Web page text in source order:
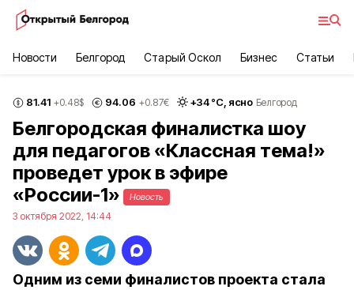
Новости Белгород Старый Оскол Бизнес Статьи
81.41 +0.48$ 94.06 +0.87€ +34°С, ясно Белгород
Белгородская финалистка шоу
для педагогов «Классная тема!»
проведет урок в эфире
«России-1»
Новость
3 октября 2022, 14:44
Одним из семи финалистов проекта стала